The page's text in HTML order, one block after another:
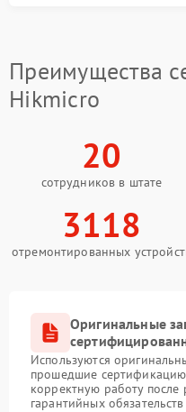
Преимущества
Hikmicro
20
сотрудников в штате
3118
отремонтированных
Оригинальные
Используются
прошедшие сертификацию
корректную работу
гарантийных обязательств